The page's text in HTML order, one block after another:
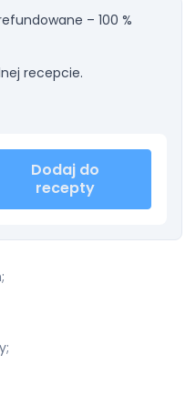
– 100 %
recepcie.
Dodaj do
recepty